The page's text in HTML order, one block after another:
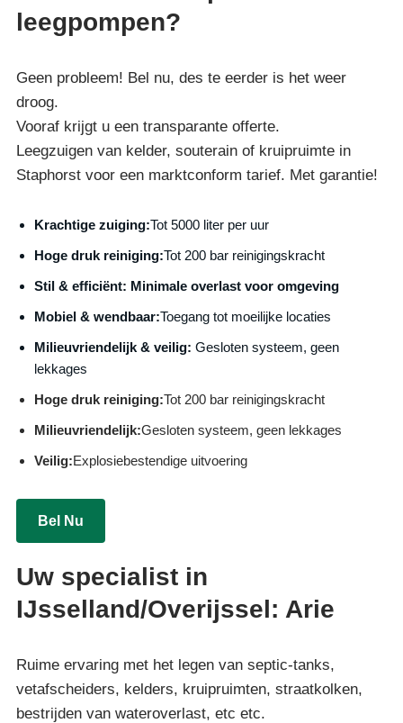
leegpompen?
Geen probleem! Bel nu, des te eerder is het weer
droog.
Vooraf krijgt u een transparante offerte.
Leegzuigen van kelder, souterain of kruipruimte in
Staphorst voor een marktconform tarief. Met garantie!
Krachtige zuiging:Tot 5000 liter per uur
Hoge druk reiniging:Tot 200 bar reinigingskracht
Stil & efficiënt: Minimale overlast voor omgeving
Mobiel & wendbaar:Toegang tot moeilijke locaties
Milieuvriendelijk & veilig: Gesloten systeem, geen
lekkages
Hoge druk reiniging:Tot 200 bar reinigingskracht
Milieuvriendelijk:Gesloten systeem, geen lekkages
Veilig:Explosiebestendige uitvoering
Bel Nu
Uw specialist in
IJsselland/Overijssel: Arie
Ruime ervaring met het legen van septic-tanks,
vetafscheiders, kelders, kruipruimten, straatkolken,
bestrijden van wateroverlast, etc etc.